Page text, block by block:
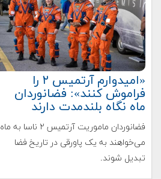
«امیدوارم آرتمیس ۲ را
فراموش کنند»: فضانوردان
ماه نگاه بلندمدت دارند
فضانوردان ماموریت آرتمیس ۲ ناسا به ماه
می‌خواهند به یک پاورقی در تاریخ فضا
تبدیل شوند.